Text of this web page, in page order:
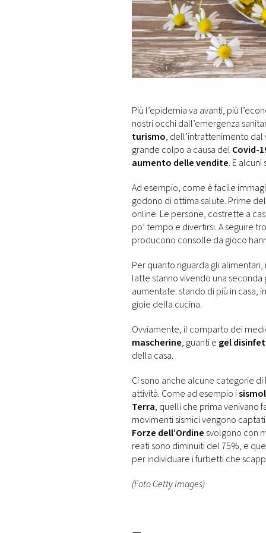
DI
MONACO
RMC
CONSIGLIA
Più l’epidemia va avanti, più
nostri occhi dall’emergenza
turismo, dell’intrattenimento
grande colpo a causa del Covid-
aumento delle vendite. E
Ad esempio, come è facile
godono di ottima salute. Prime
online. Le persone, costrette a
po’ tempo e divertirsi. A seguire
producono consolle da gioco
Per quanto riguarda gli
latte stanno vivendo una
aumentate: stando di più in casa,
gioie della cucina.
Ovviamente, il comparto dei
mascherine, guanti e gel
della casa.
Ci sono anche alcune categorie
attività. Come ad esempio i
Terra, quelli che prima venivano
movimenti sismici vengono
Forze dell’Ordine svolgono con
reati sono diminuiti del 75%, e
per individuare i furbetti che
(Foto Getty Images)